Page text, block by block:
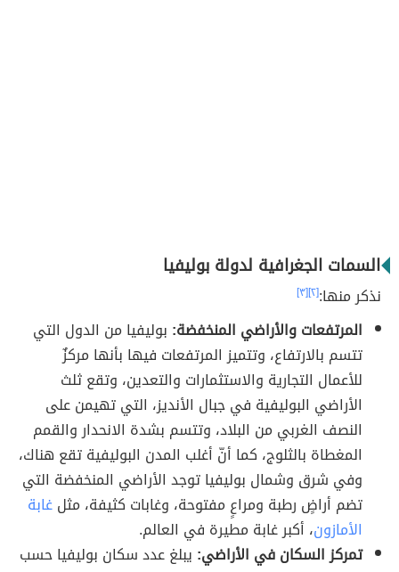
السمات الجغرافية لدولة بوليفيا
نذكر منها:[٢] [٣]
المرتفعات والأراضي المنخفضة: بوليفيا من الدول التي
تتسم بالارتفاع، وتتميز المرتفعات فيها بأنها مركزٌ
للأعمال التجارية والاستثمارات والتعدين، وتقع ثلث
الأراضي البوليفية في جبال الأنديز، التي تهيمن على
النصف الغربي من البلاد، وتتسم بشدة الانحدار والقمم
المغطاة بالثلوج، كما أنّ أغلب المدن البوليفية تقع هناك،
وفي شرق وشمال بوليفيا توجد الأراضي المنخفضة التي
تضم أراضٍ رطبة ومراعٍ مفتوحة، وغابات كثيفة، مثلغابة
الأمازون، أكبر غابة مطيرة في العالم.
تمركز السكان في الأراضي: يبلغ عدد سكان بوليفيا حسب